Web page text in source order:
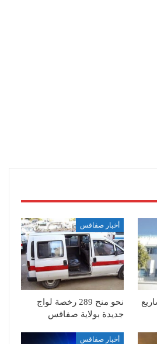
أخبار صفاقس
نحو منح 289 رخصة لواج
جديدة بولاية صفاقس
أخبار صفاقس